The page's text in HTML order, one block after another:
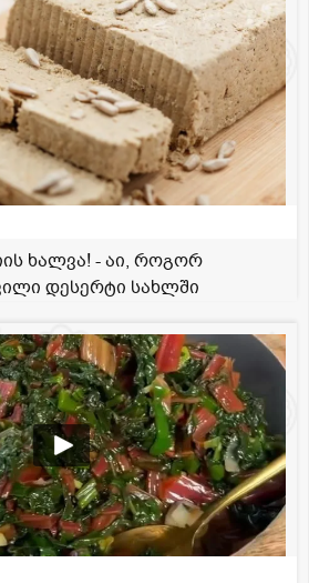
ხალვა! - აი, როგორ
დესერტი სახლში